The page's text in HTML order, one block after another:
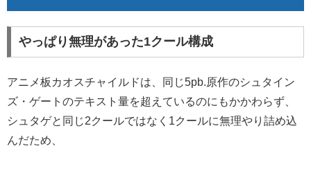
やっぱり無理があった1クール構成
アニメ板カオスチャイルドは、同じ5pb.原作のシュタイン
ズ・ゲートのテキスト量を超えているのにもかかわらず、
シュタゲと同じ2クールではなく1クールに無理やり詰め込
んだため、